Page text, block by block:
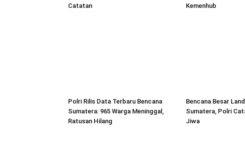
Catatan
Kemenhub
Polri Rilis Data Terbaru Bencana
Sumatera: 965 Warga Meninggal,
Ratusan Hilang
Bencana Besar
Sumatera, Polri
Jiwa